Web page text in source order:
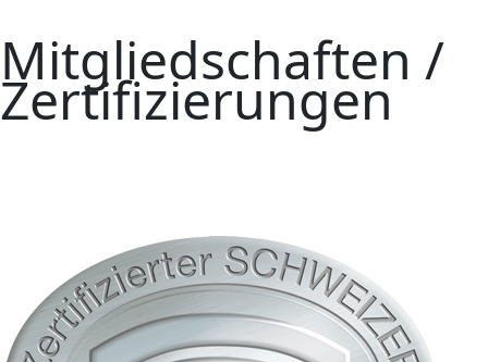
Mitgliedschaften /
Zertifizierungen